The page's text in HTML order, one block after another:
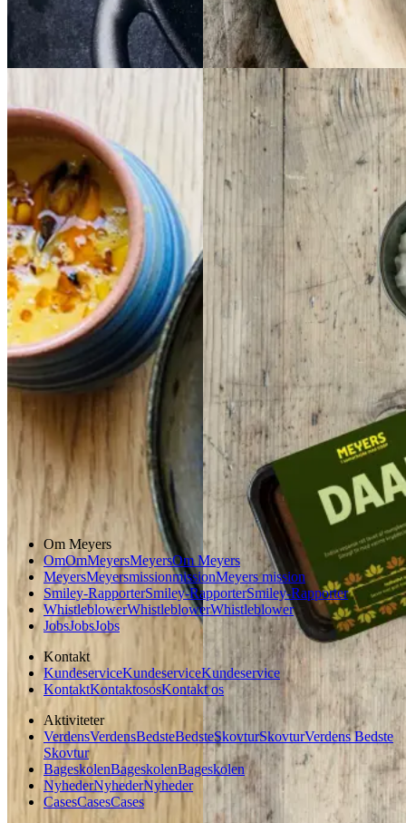
Sommermad
Dansk mad
CremetCremet
muslingesuppe musli
ngesuppe medmed
majsmajs
Gem opskrift
Aftensmad
Indisk Indisk
daal
daal
Gem opskrift
Aftensmad
Glutenfri
Vegetarisk
Vegansk
Om Meyers
OmOmMeyersMeyersOm Meyers
MeyersMeyersmissionmissionMeyers mission
Smiley-RapporterSmiley-RapporterSmiley-Rapporter
WhistleblowerWhistleblowerWhistleblower
JobsJobsJobs
Kontakt
KundeserviceKundeserviceKundeservice
KontaktKontaktososKontakt os
Aktiviteter
VerdensVerdensBedsteBedsteSkovturSkovturVerdens Bedste
Skovtur
BageskolenBageskolenBageskolen
NyhederNyhederNyheder
CasesCasesCases